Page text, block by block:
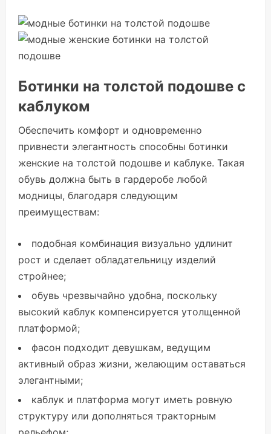
Ботинки на толстой подошве с
каблуком
Обеспечить комфорт и одновременно
привнести элегантность способны ботинки
женские на толстой подошве и каблуке. Такая
обувь должна быть в гардеробе любой
модницы, благодаря следующим
преимуществам:
подобная комбинация визуально удлинит
рост и сделает обладательницу изделий
стройнее;
обувь чрезвычайно удобна, поскольку
высокий каблук компенсируется утолщенной
платформой;
фасон подходит девушкам, ведущим
активный образ жизни, желающим оставаться
элегантными;
каблук и платформа могут иметь ровную
структуру или дополняться тракторным